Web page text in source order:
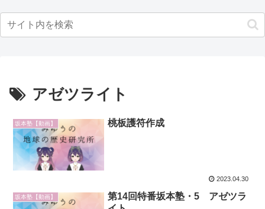
アゼツライト
坂本塾【動画】 桃板護符作成
2023.04.30
坂本塾【動画】
第14回特番坂本塾・5 アゼツラ